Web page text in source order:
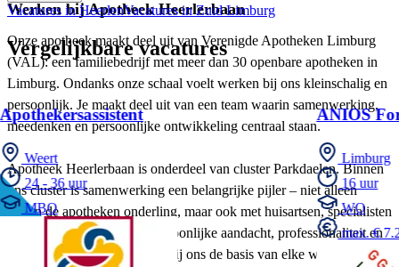
Werken bij Apotheek Heerlerbaan
Onze apotheek maakt deel uit van Verenigde Apotheken Limburg
(VAL): een familiebedrijf met meer dan 30 openbare apotheken in
Limburg. Ondanks onze schaal voelt werken bij ons kleinschalig en
persoonlijk. Je maakt deel uit van een team waarin samenwerking,
meedenken en persoonlijke ontwikkeling centraal staan.
Apotheek Heerlerbaan is onderdeel van cluster Parkdaelen. Binnen
ons cluster is samenwerking een belangrijke pijler – niet alleen
tussen de apotheken onderling, maar ook met huisartsen, specialisten
en andere zorgverleners. Persoonlijke aandacht, professionaliteit en
klantvriendelijkheid vormen bij ons de basis van elke werkdag.
Vacatures in HeerlenVacatures in Zuid Limburg
Vergelijkbare vacatures
Apothekersassistent
Weert
24 - 36 uur
MBO
ANIOS
Limburg
16 uur
WO
max. €